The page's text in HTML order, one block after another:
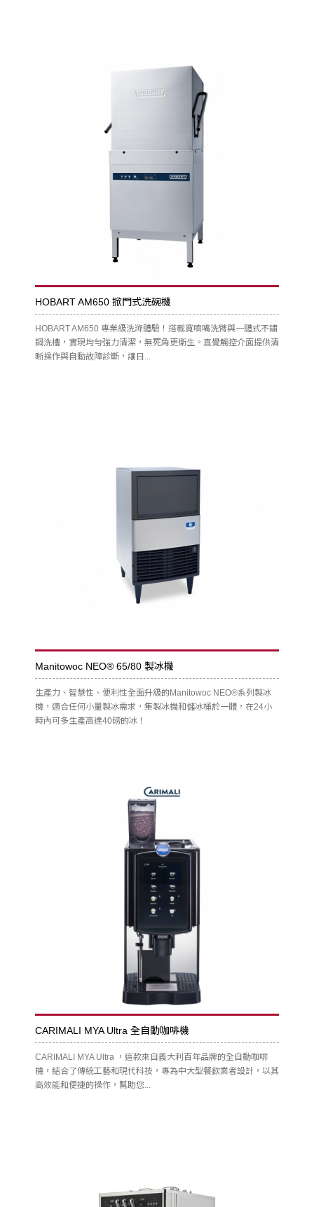
HOBART AM650 掀門式洗碗機
HOBART AM650 專業級洗滌體驗！搭載寬噴嘴洗臂與一體式不鏽
鋼洗槽，實現均勻強力清潔，無死角更衛生。直覺觸控介面提供清
晰操作與自動故障診斷，讓日...
Manitowoc NEO® 65/80 製冰機
生產力、智慧性、便利性全面升級的Manitowoc NEO®系列製冰
機，適合任何小量製冰需求，集製冰機和儲冰桶於一體，在24小
時內可多生產高達40磅的冰！
CARIMALI MYA Ultra 全自動咖啡機
CARIMALI MYA Ultra ，這款來自義大利百年品牌的全自動咖啡
機，結合了傳統工藝和現代科技，專為中大型餐飲業者設計，以其
高效能和便捷的操作，幫助您...